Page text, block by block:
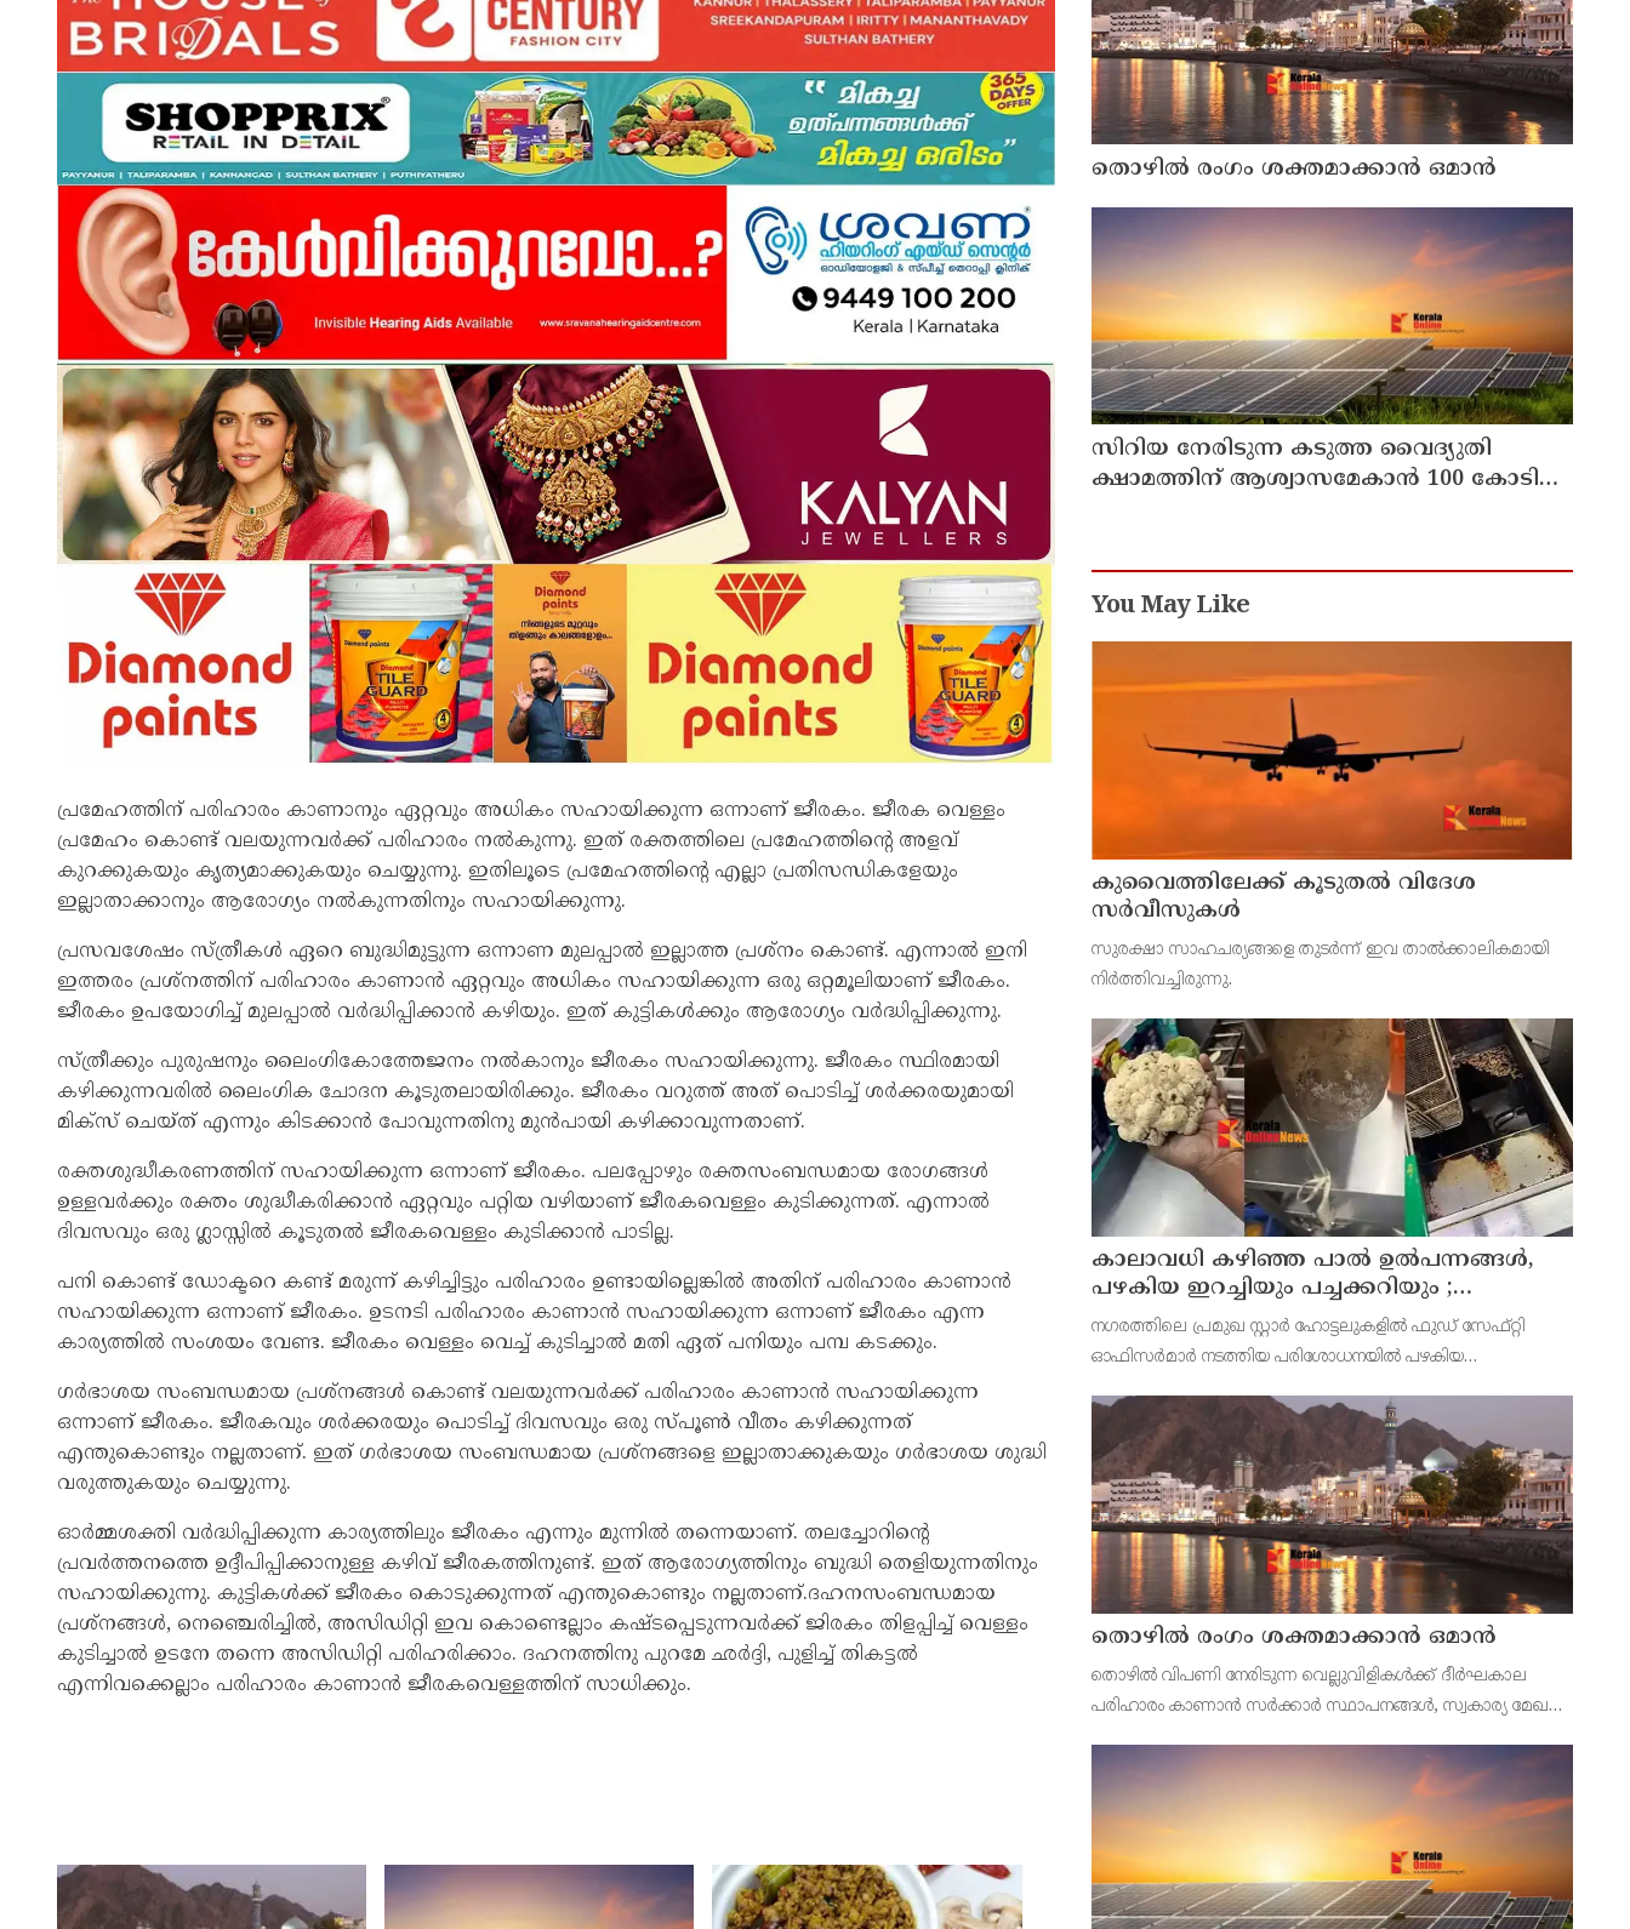
പ്രമേഹത്തിന് പരിഹാരം കാണാനും ഏറ്റവും അധികം സഹായിക്കുന്ന ഒന്നാണ് ജീരകം. ജീരക വെള്ളം
പ്രമേഹം കൊണ്ട് വലയുന്നവർക്ക് പരിഹാരം നൽകുന്നു. ഇത് രക്തത്തിലെ പ്രമേഹത്തിന്റെ അളവ്
കുറക്കുകയും കൃത്യമാക്കുകയും ചെയ്യുന്നു. ഇതിലൂടെ പ്രമേഹത്തിന്റെ എല്ലാ പ്രതിസന്ധികളേയും
ഇല്ലാതാക്കാനും ആരോഗ്യം നൽകുന്നതിനും സഹായിക്കുന്നു.
പ്രസവശേഷം സ്ത്രീകൾ ഏറെ ബുദ്ധിമുട്ടുന്ന ഒന്നാണ മുലപ്പാൽ ഇല്ലാത്ത പ്രശ്‌നം കൊണ്ട്. എന്നാൽ ഇനി
ഇത്തരം പ്രശ്‌നത്തിന് പരിഹാരം കാണാൻ ഏറ്റവും അധികം സഹായിക്കുന്ന ഒരു ഒറ്റമൂലിയാണ് ജീരകം.
ജീരകം ഉപയോഗിച്ച് മുലപ്പാൽ വർദ്ധിപ്പിക്കാൻ കഴിയും. ഇത് കുട്ടികൾക്കും ആരോഗ്യം വർദ്ധിപ്പിക്കുന്നു.
സ്ത്രീക്കും പുരുഷനും ലൈംഗികോത്തേജനം നൽകാനും ജീരകം സഹായിക്കുന്നു. ജീരകം സ്ഥിരമായി
കഴിക്കുന്നവരിൽ ലൈംഗിക ചോദന കൂടുതലായിരിക്കും. ജീരകം വറുത്ത് അത് പൊടിച്ച് ശർക്കരയുമായി
മിക്‌സ് ചെയ്ത് എന്നും കിടക്കാൻ പോവുന്നതിനു മുൻപായി കഴിക്കാവുന്നതാണ്.
രക്തശുദ്ധീകരണത്തിന് സഹായിക്കുന്ന ഒന്നാണ് ജീരകം. പലപ്പോഴും രക്തസംബന്ധമായ രോഗങ്ങൾ
ഉള്ളവർക്കും രക്തം ശുദ്ധീകരിക്കാൻ ഏറ്റവും പറ്റിയ വഴിയാണ് ജീരകവെള്ളം കുടിക്കുന്നത്. എന്നാൽ
ദിവസവും ഒരു ഗ്ലാസ്സിൽ കൂടുതൽ ജീരകവെള്ളം കുടിക്കാൻ പാടില്ല.
പനി കൊണ്ട് ഡോക്ടറെ കണ്ട് മരുന്ന് കഴിച്ചിട്ടും പരിഹാരം ഉണ്ടായില്ലെങ്കിൽ അതിന് പരിഹാരം കാണാൻ
സഹായിക്കുന്ന ഒന്നാണ് ജീരകം. ഉടനടി പരിഹാരം കാണാൻ സഹായിക്കുന്ന ഒന്നാണ് ജീരകം എന്ന
കാര്യത്തിൽ സംശയം വേണ്ട. ജീരകം വെള്ളം വെച്ച് കുടിച്ചാൽ മതി ഏത് പനിയും പമ്പ കടക്കും.
ഗർഭാശയ സംബന്ധമായ പ്രശ്‌നങ്ങൾ കൊണ്ട് വലയുന്നവർക്ക് പരിഹാരം കാണാൻ സഹായിക്കുന്ന
ഒന്നാണ് ജീരകം. ജീരകവും ശർക്കരയും പൊടിച്ച് ദിവസവും ഒരു സ്പൂൺ വീതം കഴിക്കുന്നത്
എന്തുകൊണ്ടും നല്ലതാണ്. ഇത് ഗർഭാശയ സംബന്ധമായ പ്രശ്‌നങ്ങളെ ഇല്ലാതാക്കുകയും ഗർഭാശയ ശുദ്ധി
വരുത്തുകയും ചെയ്യുന്നു.
ഓർമ്മശക്തി വർദ്ധിപ്പിക്കുന്ന കാര്യത്തിലും ജീരകം എന്നും മുന്നിൽ തന്നെയാണ്. തലച്ചോറിന്റെ
പ്രവർത്തനത്തെ ഉദ്ദീപിപ്പിക്കാനുള്ള കഴിവ് ജീരകത്തിനുണ്ട്. ഇത് ആരോഗ്യത്തിനും ബുദ്ധി തെളിയുന്നതിനും
സഹായിക്കുന്നു. കുട്ടികൾക്ക് ജീരകം കൊടുക്കുന്നത് എന്തുകൊണ്ടും നല്ലതാണ്.ദഹനസംബന്ധമായ
പ്രശ്‌നങ്ങൾ, നെഞ്ചെരിച്ചിൽ, അസിഡിറ്റി ഇവ കൊണ്ടെല്ലാം കഷ്ടപ്പെടുന്നവർക്ക് ജിരകം തിളപ്പിച്ച് വെള്ളം
കുടിച്ചാൽ ഉടനേ തന്നെ അസിഡിറ്റി പരിഹരിക്കാം. ദഹനത്തിനു പുറമേ ഛർദ്ദി, പുളിച്ച് തികട്ടൽ
എന്നിവക്കെല്ലാം പരിഹാരം കാണാൻ ജീരകവെള്ളത്തിന് സാധിക്കും.
തൊഴില്‍ രംഗം ശക്തമാക്കാന്‍ ഒമാന്‍
സിറിയ നേരിടുന്ന കടുത്ത വൈദ്യുതി
ക്ഷാമത്തിന് ആശ്വാസമേകാന്‍ 100 കോടി
You May Like
കുവൈത്തിലേക്ക് കൂടുതല്‍ വിദേശ
സര്‍വീസുകള്‍
സുരക്ഷാ സാഹചര്യങ്ങളെ തുടര്‍ന്ന് ഇവ താല്‍ക്കാലികമായി
നിര്‍ത്തിവച്ചിരുന്നു.
കാലാവധി കഴിഞ്ഞ പാൽ ഉൽപന്നങ്ങൾ,
പഴകിയ ഇറച്ചിയും പച്ചക്കറിയും ;
ബംഗളൂരുവിലെ സ്റ്റാർ ഹോട്ടലുകൾക്ക്
നോട്ടീസ്
നഗരത്തിലെ പ്രമുഖ സ്റ്റാർ ഹോട്ടലുകളിൽ ഫുഡ് സേഫ്റ്റി
ഓഫിസർമാർ നടത്തിയ പരിശോധനയിൽ പഴകിയ
ബാധിച്ച പച്ചക്കറിയും കാലാവധി കഴിഞ്ഞ പാൽ
ഉൽപന്നങ്ങളുമാണ് കണ്ട
തൊഴില്‍ രംഗം ശക്തമാക്കാന്‍ ഒമാന്‍
തൊഴില്‍ വിപണി നേരിടുന്ന വെല്ലുവിളികള്‍ക്ക് ദീര്‍ഘകാല
പരിഹാരം കാണാന്‍ സര്‍ക്കാര്‍ സ്ഥാപനങ്ങള്‍, സ്വകാര്യ മേഖല,
ഏകോപിപ്പിച്ചാണ് പദ്ധതി നടപ്പിലാക്കുന്നത്.